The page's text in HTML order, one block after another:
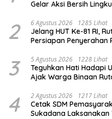
Gelar Aksi Bersih
2 6 Agustus 2026 1285 Lihat
Jelang HUT Ke-81 RI,
Persiapan Penyerahan
3 5 Agustus 2026 1228 Lihat
Teguhkan Hati Hadapi
Ajak Warga Binaan
4 2 Agustus 2026 1217 Lihat
Cetak SDM
Sukadana Laksanakan